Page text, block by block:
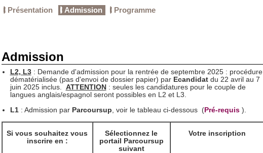
Présentation Admission Programme
Admission
L2, L3: Demande d'admission pour la rentrée de septembre 2025 : procédure
dématérialisée (pas d'envoi de dossier papier) par Ecandidat du 22 avril au 7
juin 2025 inclus. ATTENTION : seules les candidatures pour le couple de
langues anglais/espagnol seront possibles en L2 et L3.
L1 : Admission par Parcoursup, voir le tableau ci-dessous (Pré-requis ).
Si vous souhaitez vous
inscrire en :
Sélectionnez le
portail Parcoursup
suivant
Votre inscription